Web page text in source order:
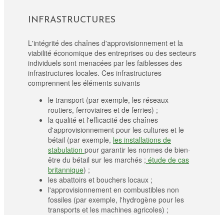
INFRASTRUCTURES
L'intégrité des chaînes d'approvisionnement et la
viabilité économique des entreprises ou des secteurs
individuels sont menacées par les faiblesses des
infrastructures locales. Ces infrastructures
comprennent les éléments suivants
le transport (par exemple, les réseaux
routiers, ferroviaires et de ferries) ;
la qualité et l'efficacité des chaînes
d'approvisionnement pour les cultures et le
bétail (par exemple, les installations de
stabulation pour garantir les normes de bien-
être du bétail sur les marchés ; étude de cas
britannique) ;
les abattoirs et bouchers locaux ;
l'approvisionnement en combustibles non
fossiles (par exemple, l'hydrogène pour les
transports et les machines agricoles) ;